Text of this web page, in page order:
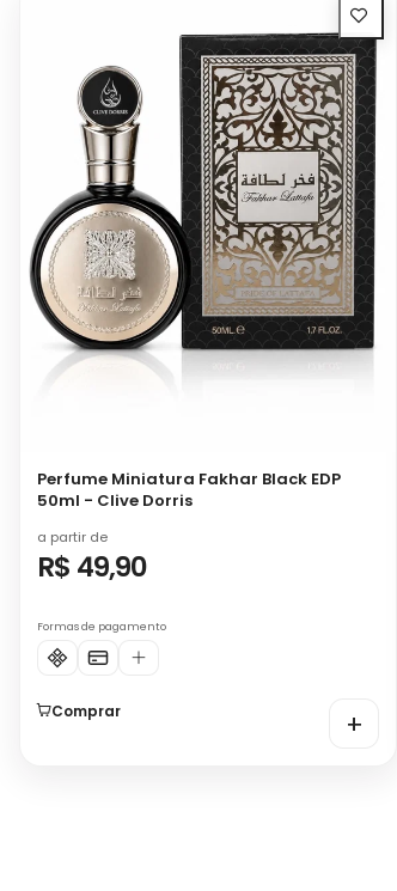
Perfume Miniatura Fakhar Black EDP
50ml - Clive Dorris
a partir de
R$ 49,90
Formas de pagamento
Comprar +